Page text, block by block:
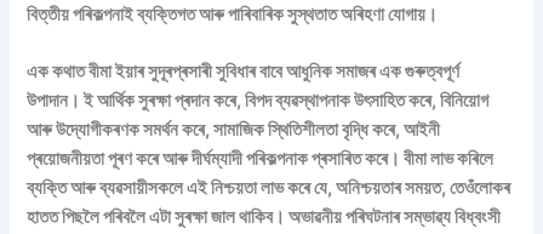
বিত্তীয় পৰিকল্পনাই ব্যক্তিগত আৰু পাৰিবাৰিক সুস্থতাত অৰিহণা যোগায়।
এক কথাত বীমা ইয়াৰ সুদূৰপ্ৰসাৰী সুবিধাৰ বাবে আধুনিক সমাজৰ এক গুৰুত্বপূৰ্ণ
উপাদান। ই আৰ্থিক সুৰক্ষা প্ৰদান কৰে, বিপদ ব্যৱস্থাপনাক উৎসাহিত কৰে, বিনিয়োগ
আৰু উদ্যোগীকৰণক সমৰ্থন কৰে, সামাজিক স্থিতিশীলতা বৃদ্ধি কৰে, আইনী
প্ৰয়োজনীয়তা পূৰণ কৰে আৰু দীৰ্ঘম্যাদী পৰিকল্পনাক প্ৰসাৰিত কৰে। বীমা লাভ কৰিলে
ব্যক্তি আৰু ব্যৱসায়ীসকলে এই নিশ্চয়তা লাভ কৰে যে, অনিশ্চয়তাৰ সময়ত, তেওঁলোকৰ
হাতত পিছলৈ পৰিবলৈ এটা সুৰক্ষা জাল থাকিব। অভাৱনীয় পৰিঘটনাৰ সম্ভাৱ্য বিধ্বংসী